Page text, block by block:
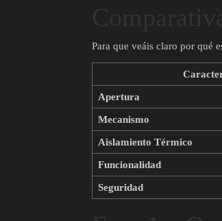
Para que veáis claro por qué
Apertura
Mecanismo
Aislamiento Térmico
Funcionalidad
Seguridad